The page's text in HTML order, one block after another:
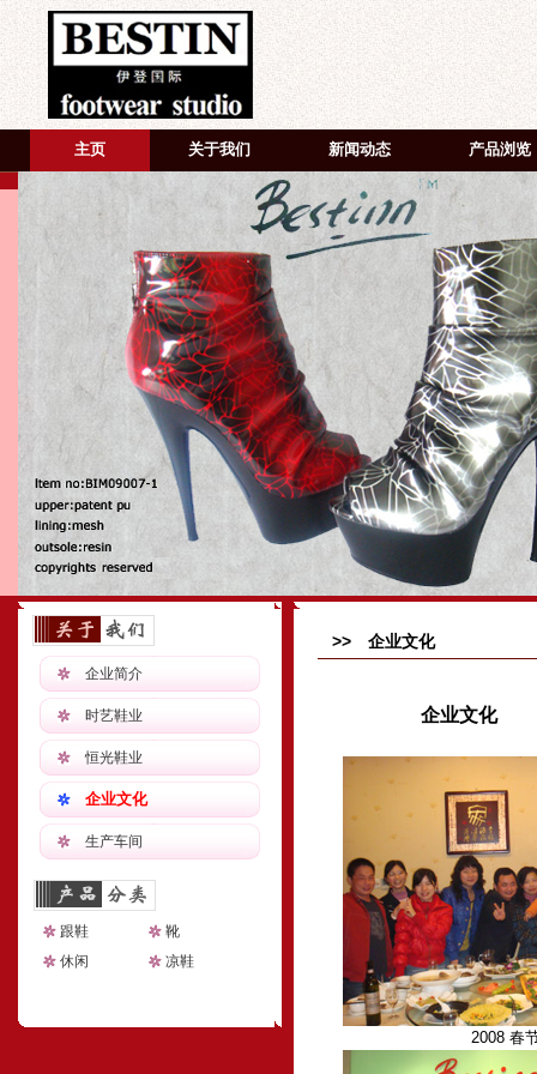
主页 关于我们 新闻动态 产品浏览
企业简介
时艺鞋业
恒光鞋业
企业文化
生产车间
跟鞋
靴
休闲
凉鞋
>> 企业文化
企业文化
2008 春